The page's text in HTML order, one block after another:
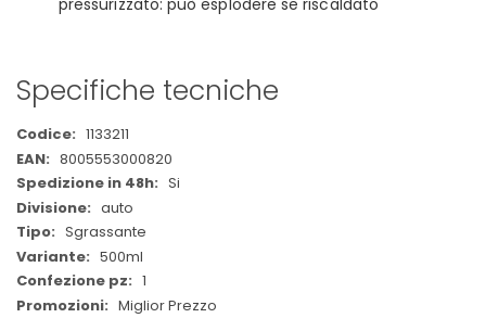
Specifiche tecniche
Maggiori
Informazioni
1133211
8005553000820
Si
auto
Sgrassante
500ml
1
Miglior Prezzo